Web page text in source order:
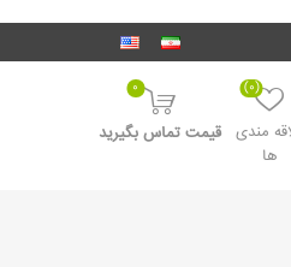
مندی
ها
(0)
0
قیمت تماس بگیرید